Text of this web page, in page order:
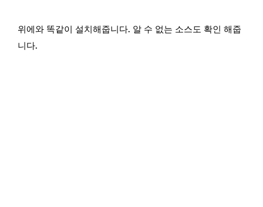
위에와 똑같이 설치해줍니다. 알 수 없는 소스도 확인 해줍
니다.